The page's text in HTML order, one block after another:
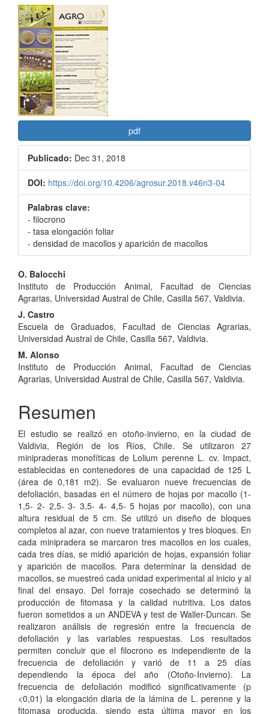
Barra
lateral
del
artículo
pdf
Publicado: Dec 31, 2018
DOI: https://doi.org/10.4206/agrosur.2018.v46n3-04
Palabras clave:
- filocrono
- tasa elongación foliar
- densidad de macollos y aparición de macollos
Contenido
principal
del
artículo
O. Balocchi
Instituto de Producción Animal, Facultad de Ciencias
Agrarias, Universidad Austral de Chile, Casilla 567, Valdivia.
J. Castro
Escuela de Graduados, Facultad de Ciencias Agrarias,
Universidad Austral de Chile, Casilla 567, Valdivia.
M. Alonso
Instituto de Producción Animal, Facultad de Ciencias
Agrarias, Universidad Austral de Chile, Casilla 567, Valdivia.
Resumen
El estudio se realizó en otoño-invierno, en la ciudad de
Valdivia, Región de los Ríos, Chile. Se utilizaron 27
minipraderas monofíticas de Lolium perenne L. cv. Impact,
establecidas en contenedores de una capacidad de 125 L
(área de 0,181 m2). Se evaluaron nueve frecuencias de
defoliación, basadas en el número de hojas por macollo (1-
1,5- 2- 2,5- 3- 3,5- 4- 4,5- 5 hojas por macollo), con una
altura residual de 5 cm. Se utilizó un diseño de bloques
completos al azar, con nueve tratamientos y tres bloques. En
cada minipradera se marcaron tres macollos en los cuales,
cada tres días, se midió aparición de hojas, expansión foliar
y aparición de macollos. Para determinar la densidad de
macollos, se muestreó cada unidad experimental al inicio y al
final del ensayo. Del forraje cosechado se determinó la
producción de fitomasa y la calidad nutritiva. Los datos
fueron sometidos a un ANDEVA y test de Waller-Duncan. Se
realizaron análisis de regresión entre la frecuencia de
defoliación y las variables respuestas. Los resultados
permiten concluir que el filocrono es independiente de la
frecuencia de defoliación y varió de 11 a 25 días
dependiendo la época del año (Otoño-Invierno). La
frecuencia de defoliación modificó significativamente (p
<0,01) la elongación diaria de la lámina de L. perenne y la
fitomasa producida, siendo esta última mayor en los